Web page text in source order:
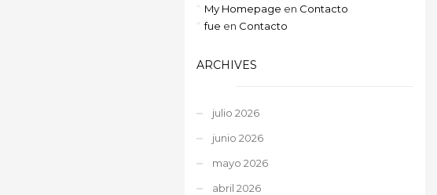
My Homepage en Contacto
fue en Contacto
ARCHIVES
julio 2026
junio 2026
mayo 2026
abril 2026